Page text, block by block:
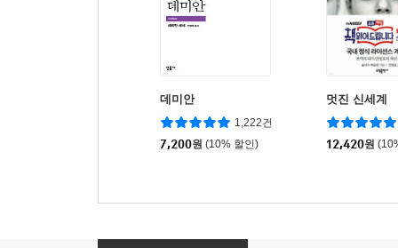
데미안
1,222건
7,200원 (10% 할인)
멋진 신세계
12,420원